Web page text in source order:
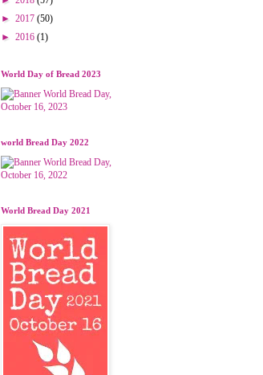
► 2017 (50)
► 2016 (1)
World Day of Bread 2023
world Bread Day 2022
World Bread Day 2021